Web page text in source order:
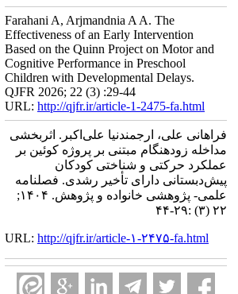
Farahani A, Arjmandnia A A. The
Effectiveness of an Early Intervention
Based on the Quinn Project on Motor and
Cognitive Performance in Preschool
Children with Developmental Delays.
QJFR 2026; 22 (3) :29-44
URL: http://qjfr.ir/article-1-2475-fa.html
فراهانی علی، ارجمندنیا علی‌اکبر. اثربخشی
مداخله زودهنگام مبتنی بر پروژه کوئین بر
عملکرد حرکتی و شناختی کودکان
پیش‌دبستانی دارای تأخیر رشدی. فصلنامه
علمی- پژوهشی خانواده و پژوهش. ۱۴۰۴;
۲۲ (۳) :۲۹-۴۴
URL: http://qjfr.ir/article-۱-۲۴۷۵-fa.html